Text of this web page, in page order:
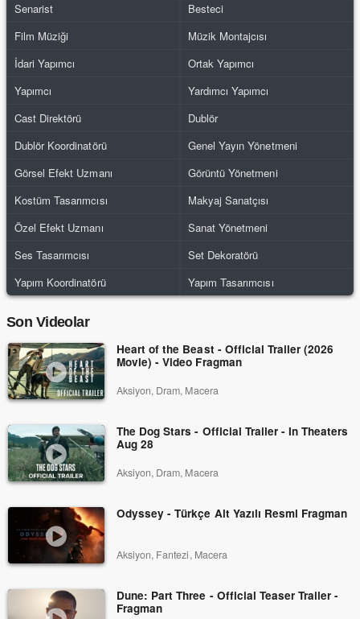
Senarist
Besteci
Film Müziği
Müzik Montajcısı
İdari Yapımcı
Ortak Yapımcı
Yapımcı
Yardımcı Yapımcı
Cast Direktörü
Dublör
Dublör Koordinatörü
Genel Yayın Yönetmeni
Görsel Efekt Uzmanı
Görüntü Yönetmeni
Kostüm Tasarımcısı
Makyaj Sanatçısı
Özel Efekt Uzmanı
Sanat Yönetmeni
Ses Tasarımcısı
Set Dekoratörü
Yapım Koordinatörü
Yapım Tasarımcısı
Son Videolar
Heart of the Beast - Official Trailer (2026
Movie) - Video Fragman
Aksiyon, Dram, Macera
The Dog Stars - Official Trailer - In Theaters
Aug 28
Aksiyon, Dram, Macera
Odyssey - Türkçe Alt Yazılı Resmi Fragman
Aksiyon, Fantezi, Macera
Dune: Part Three - Official Teaser Trailer -
Fragman